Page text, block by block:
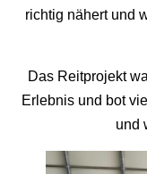
richtig nähert und
Das Reitprojekt
Erlebnis und bot
und